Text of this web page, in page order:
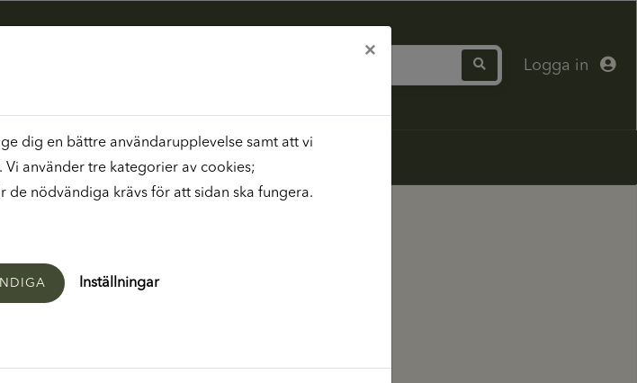
Logga in
×
dig en bättre användarupplevelse samt att vi
Vi använder tre kategorier av cookies;
nödvändiga krävs för att sidan ska fungera.
Inställningar